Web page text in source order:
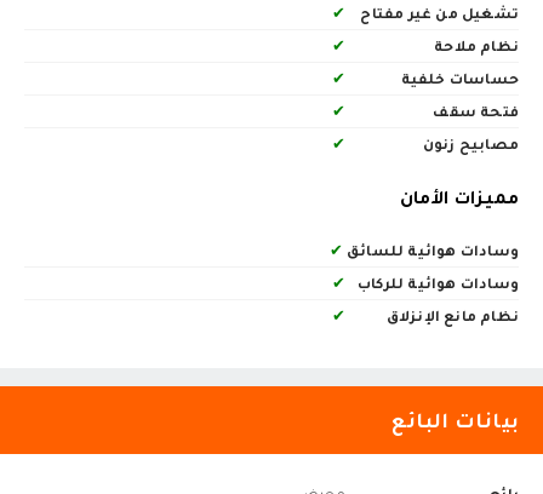
تشغيل من غير مفتاح
✔
نظام ملاحة
✔
حساسات خلفية
✔
فتحة سقف
✔
مصابيح زنون
✔
مميزات الأمان
وسادات هوائية للسائق ✔
وسادات هوائية للركاب
✔
نظام مانع الإنزلاق
✔
بيانات البائع